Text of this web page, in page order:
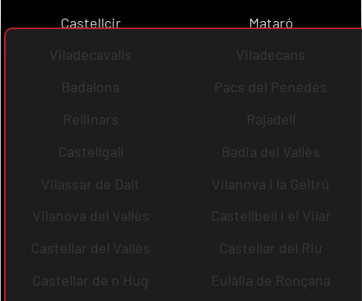
Castellcir
Mataró
Viladecavalls
Viladecans
Badalona
Pacs del Penedès
Rellinars
Rajadell
Castellgalí
Badia del Vallès
Vilassar de Dalt
Vilanova i la Geltrú
Vilanova del Vallès
Castellbell i el Vilar
Castellar del Vallès
Castellar del Riu
Castellar de n´Hug
Eulàlia de Ronçana